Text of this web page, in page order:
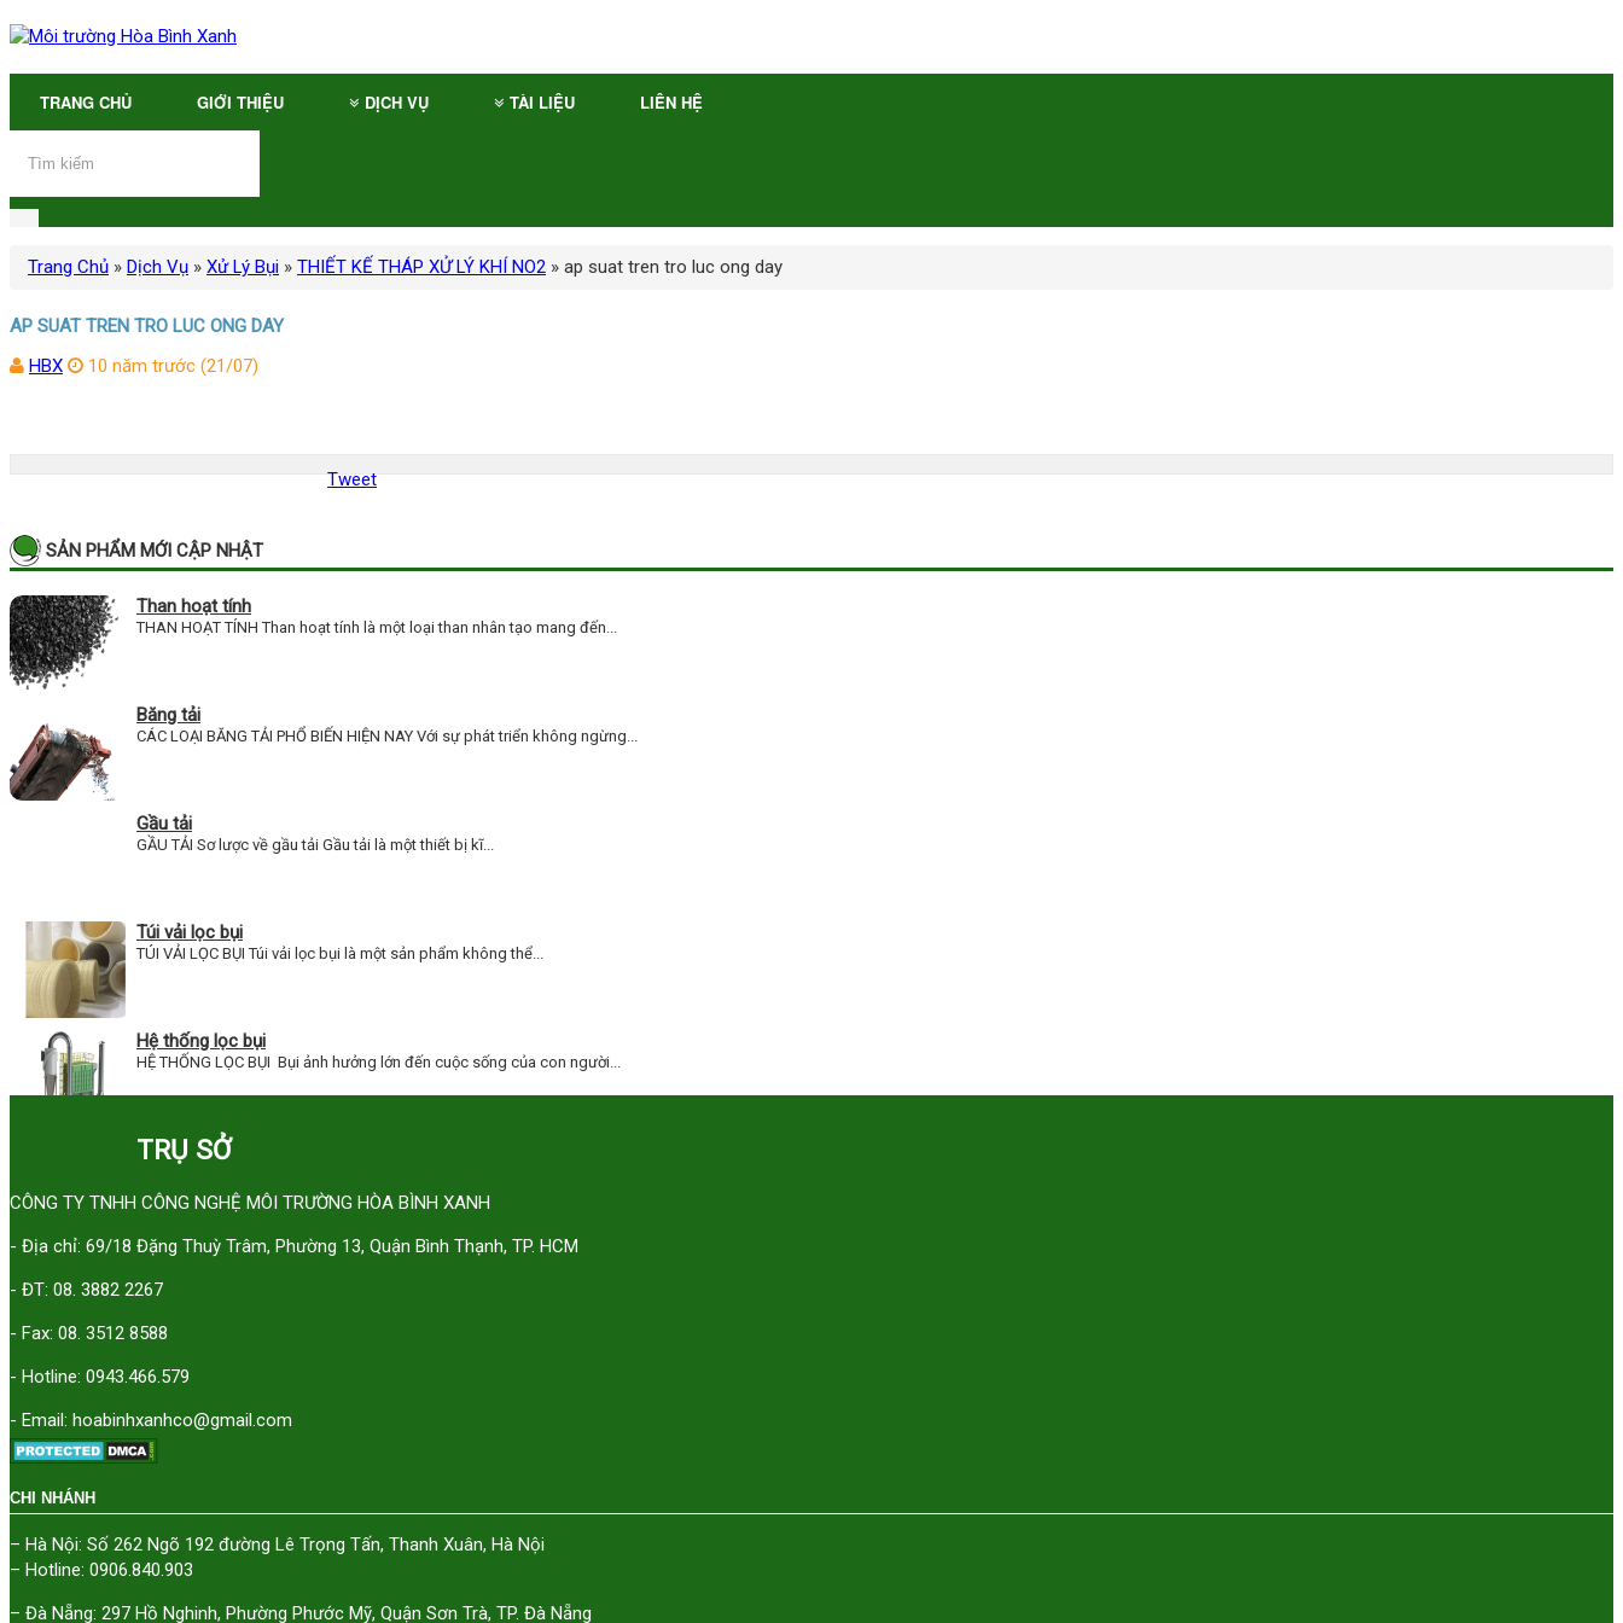
TRANG CHỦ GIỚI THIỆU DỊCH VỤ TÀI LIỆU LIÊN HỆ
Trang Chủ » Dịch Vụ » Xử Lý Bụi » THIẾT KẾ THÁP XỬ LÝ KHÍ NO2 » ap suat tren tro luc ong day
AP SUAT TREN TRO LUC ONG DAY
HBX
10 năm trước (21/07)
Tweet
SẢN PHẨM MỚI CẬP NHẬT
Than hoạt tính
THAN HOẠT TÍNH Than hoạt tính là một loại than nhân tạo mang đến...
Băng tải
CÁC LOẠI BĂNG TẢI PHỔ BIẾN HIỆN NAY Với sự phát triển không ngừng...
Gầu tải
GẦU TẢI Sơ lược về gầu tải Gầu tải là một thiết bị kĩ...
Túi vải lọc bụi
TÚI VẢI LỌC BỤI Túi vải lọc bụi là một sản phẩm không thể...
Hệ thống lọc bụi
HỆ THỐNG LỌC BỤI Bụi ảnh hưởng lớn đến cuộc sống của con người...
TRỤ SỞ
CÔNG TY TNHH CÔNG NGHỆ MÔI TRƯỜNG HÒA BÌNH XANH
- Địa chỉ: 69/18 Đặng Thuỳ Trâm, Phường 13, Quận Bình Thạnh, TP. HCM
- ĐT: 08. 3882 2267
- Fax: 08. 3512 8588
- Hotline: 0943.466.579
- Email: hoabinhxanhco@gmail.com
CHI NHÁNH
– Hà Nội: Số 262 Ngõ 192 đường Lê Trọng Tấn, Thanh Xuân, Hà Nội
– Hotline: 0906.840.903
– Đà Nẵng: 297 Hồ Nghinh, Phường Phước Mỹ, Quận Sơn Trà, TP. Đà Nẵng